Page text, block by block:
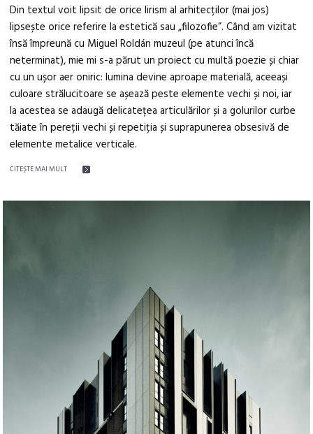
Din textul voit lipsit de orice lirism al arhitecților (mai jos)
lipsește orice referire la estetică sau „filozofie”. Când am vizitat
însă împreună cu Miguel Roldán muzeul (pe atunci încă
neterminat), mie mi s-a părut un proiect cu multă poezie și chiar
cu un ușor aer oniric: lumina devine aproape materială, aceeași
culoare strălucitoare se așează peste elemente vechi și noi, iar
la acestea se adaugă delicatețea articulărilor și a golurilor curbe
tăiate în pereții vechi și repetiția și suprapunerea obsesivă de
elemente metalice verticale.
CITEŞTE MAI MULT